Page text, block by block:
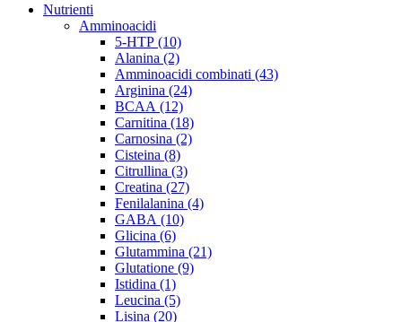
Nutrienti
Amminoacidi
5-HTP (10)
Alanina (2)
Amminoacidi combinati (43)
Arginina (24)
BCAA (12)
Carnitina (18)
Carnosina (2)
Cisteina (8)
Citrullina (3)
Creatina (27)
Fenilalanina (4)
GABA (10)
Glicina (6)
Glutammina (21)
Glutatione (9)
Istidina (1)
Leucina (5)
Lisina (20)